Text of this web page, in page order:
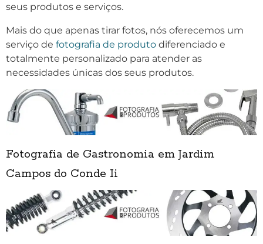
seus produtos e serviços.
Mais do que apenas tirar fotos, nós oferecemos um
serviço de fotografia de produto diferenciado e
totalmente personalizado para atender as
necessidades únicas dos seus produtos.
Fotografia de Gastronomia em Jardim
Campos do Conde Ii